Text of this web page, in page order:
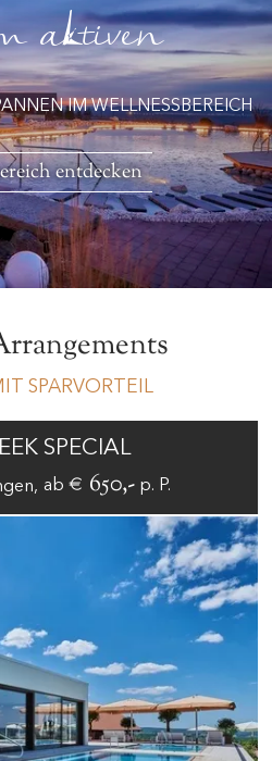
aktiven
IM WELLNESSBEREICH
entdecken
SPARVORTEIL
SPECIAL
ab € 650,- p. P.